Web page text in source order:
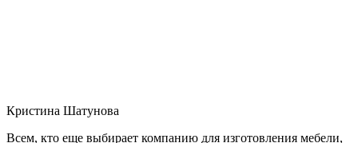
Кристина Шатунова
Всем, кто еще выбирает компанию для изготовления мебели,